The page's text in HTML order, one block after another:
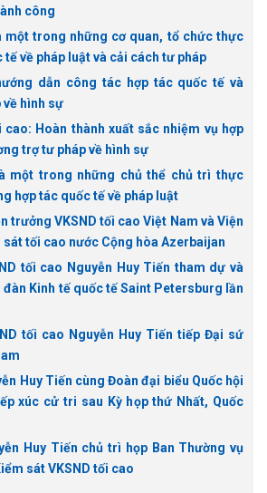
công
một trong những cơ quan, tổ chức thực
tế về pháp luật và cải cách tư pháp
dẫn công tác hợp tác quốc tế và
hình sự
cao: Hoàn thành xuất sắc nhiệm vụ hợp
trợ tư pháp về hình sự
một trong những chủ thể chủ trì thực
hợp tác quốc tế về pháp luật
trưởng VKSND tối cao Việt Nam và Viện
tối cao nước Cộng hòa Azerbaijan
tối cao Nguyễn Huy Tiến tham dự và
đàn Kinh tế quốc tế Saint Petersburg lần
tối cao Nguyễn Huy Tiến tiếp Đại sứ
Huy Tiến cùng Đoàn đại biểu Quốc hội
xúc cử tri sau Kỳ họp thứ Nhất, Quốc
Huy Tiến chủ trì họp Ban Thường vụ
sát VKSND tối cao